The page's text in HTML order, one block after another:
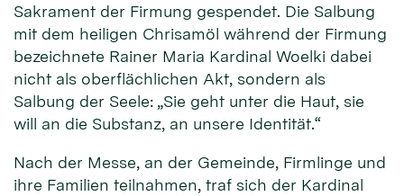
Sakrament der Firmung gespendet. Die Salbung
mit dem heiligen Chrisamöl während der Firmung
bezeichnete Rainer Maria Kardinal Woelki dabei
nicht als oberflächlichen Akt, sondern als
Salbung der Seele: „Sie geht unter die Haut, sie
will an die Substanz, an unsere Identität.“
Nach der Messe, an der Gemeinde, Firmlinge und
ihre Familien teilnahmen, traf sich der Kardinal